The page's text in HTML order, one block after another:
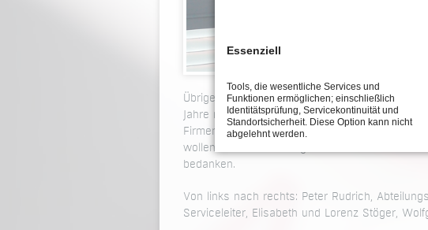
Übrigens: das Jahr 2013 war für uns ein ganz
Jahre nach Unternehmensgründung konnten 3
Firmenjubiläum feiern - quasi alle Mitarbeiter
wollen wir uns nachträglich noch herzlich für
bedanken.
Von links nach rechts: Peter Rudrich,
Serviceleiter, Elisabeth und Lorenz Stöger,
Essenziell
Tools, die wesentliche Services und
Funktionen ermöglichen; einschließlich
Identitätsprüfung, Servicekontinuität und
Standortsicherheit. Diese Option kann nicht
abgelehnt werden.